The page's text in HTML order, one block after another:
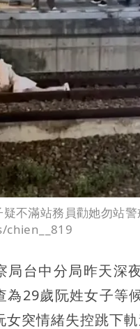
疑不滿站務員勸她勿站
chien__819
局台中分局昨天深
為29歲阮姓女子等
突情緒失控跳下軌